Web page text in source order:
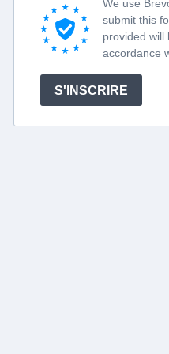
We use
submit this
provided will
accordance
S'INSCRIRE